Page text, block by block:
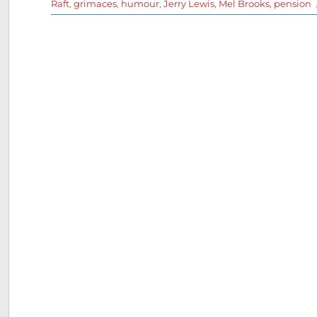
le
Raft,grimaces, humour,Jerry Lewis, Mel Brooks, pension